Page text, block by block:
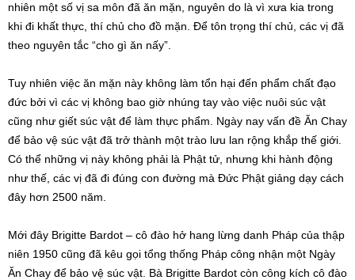
nhiên một số vị sa môn đã ăn mặn, nguyên do là vì xưa kia trong
khi đi khất thực, thí chủ cho đồ mặn. Để tôn trọng thí chủ, các vị đã
theo nguyên tắc “cho gì ăn nấy”.
Tuy nhiên việc ăn mặn này không làm tổn hại đến phẩm chất đạo
đức bởi vì các vị không bao giờ nhúng tay vào việc nuôi súc vật
cũng như giết súc vật để làm thực phẩm. Ngày nay vấn đề Ăn Chay
để bảo vệ súc vật đã trở thành một trào lưu lan rộng khắp thế giới.
Có thể những vị này không phải là Phật tử, nhưng khi hành động
như thế, các vị đã đi đúng con đường mà Đức Phật giảng dạy cách
đây hơn 2500 năm.
Mới đây Brigitte Bardot – cô đào hở hang lừng danh Pháp của thập
niên 1950 cũng đã kêu gọi tổng thống Pháp công nhận một Ngày
Ăn Chay để bảo vệ súc vật. Bà Brigitte Bardot còn công kích cô đào